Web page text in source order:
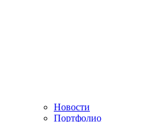
Новости
Портфолио